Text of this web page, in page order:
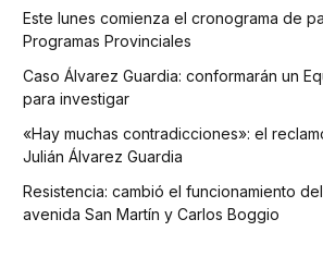
Este lunes comienza el cronograma de
Programas Provinciales
Caso Álvarez Guardia: conformarán un
para investigar
«Hay muchas contradicciones»: el
Julián Álvarez Guardia
Resistencia: cambió el funcionamiento
avenida San Martín y Carlos Boggio